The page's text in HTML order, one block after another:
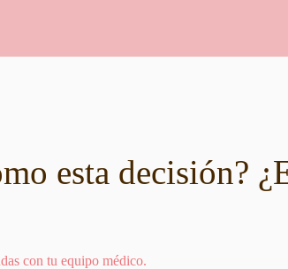
esta decisión?
con tu equipo médico.